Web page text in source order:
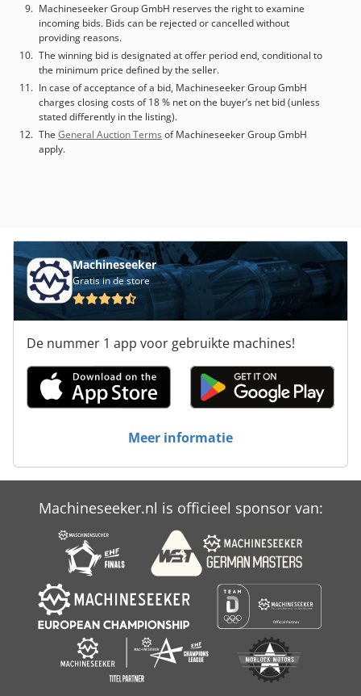
Machineseeker Group GmbH reserves the right to examine
incoming bids. Bids can be rejected or cancelled without
providing reasons.
The winning bid is designated at offer period end, conditional to
the minimum price defined by the seller.
In case of acceptance of a bid, Machineseeker Group GmbH
charges closing costs of 18 % net on the buyer’s net bid (unless
stated differently in the listing).
The General Auction Terms of Machineseeker Group GmbH
apply.
Machineseeker
Gratis in de store
De nummer 1 app voor gebruikte machines!
Meer informatie
Machineseeker.nl is officieel sponsor van: